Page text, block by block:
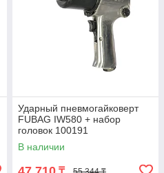
Ударный пневмогайковерт
FUBAG IW580 + набор
головок 100191
В наличии